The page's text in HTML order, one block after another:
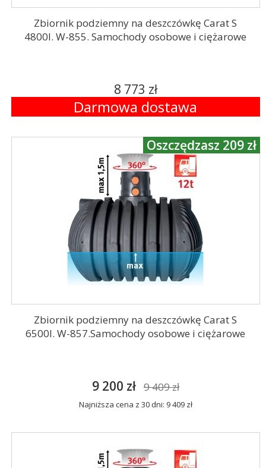
Zbiornik podziemny na deszczówkę Carat S
4800l. W-855. Samochody osobowe i ciężarowe
8 773 zł
Darmowa dostawa
Zbiornik podziemny na deszczówkę Carat S
6500l. W-857.Samochody osobowe i ciężarowe
9 200 zł 9 409 zł
Najniższa cena z 30 dni: 9 409 zł
Oszczędzasz 209 zł